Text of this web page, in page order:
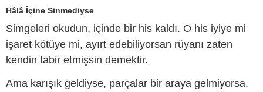
Hâlâ İçine Sinmediyse
Simgeleri okudun, içinde bir his kaldı. O his iyiye mi
işaret kötüye mi, ayırt edebiliyorsan rüyanı zaten
kendin tabir etmişsin demektir.
Ama karışık geldiyse, parçalar bir araya gelmiyorsa,